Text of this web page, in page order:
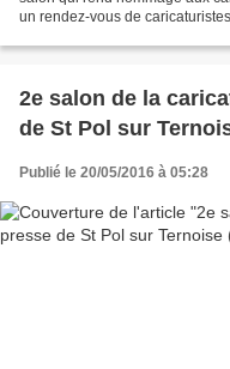
un rendez-vous de
2e salon de la
de St Pol sur
Publié le 20/05/2016 à 05:28